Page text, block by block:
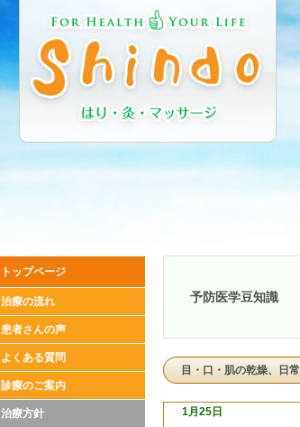
トップページ
治療の流れ
患者さんの声
よくある質問
診療のご案内
治療方針
予防医学豆知識
目・口・肌の乾燥、日
1月25日